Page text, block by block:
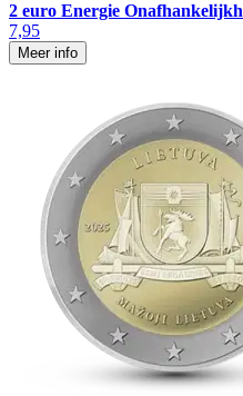
2 euro Energie
7,95
Meer info